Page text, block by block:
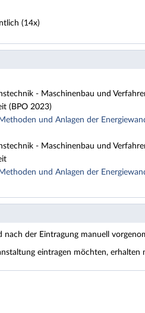
(14x)
- Maschinenbau und
(BPO 2023)
und Anlagen der
- Maschinenbau und
und Anlagen der
nach der Eintragung manuell
eintragen möchten,